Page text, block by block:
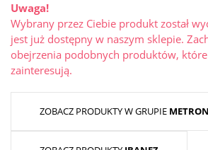
Uwaga!
Wybrany przez Ciebie produkt został
jest już dostępny w naszym sklepie.
obejrzenia podobnych produktów,
zainteresują.
ZOBACZ PRODUKTY W GRUPIE